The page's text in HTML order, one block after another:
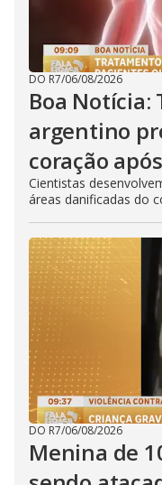
DO R7/06/08/2026
Boa
argentino
coração
Cientistas
áreas danificadas do
DO R7/06/08/2026
Menina de